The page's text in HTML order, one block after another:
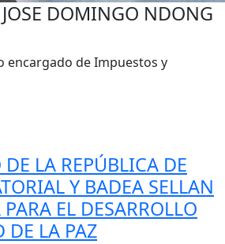
DOMINGO NDONG
encargado de Impuestos y
LA REPÚBLICA DE
Y BADEA SELLAN
EL DESARROLLO
DE LA PAZ